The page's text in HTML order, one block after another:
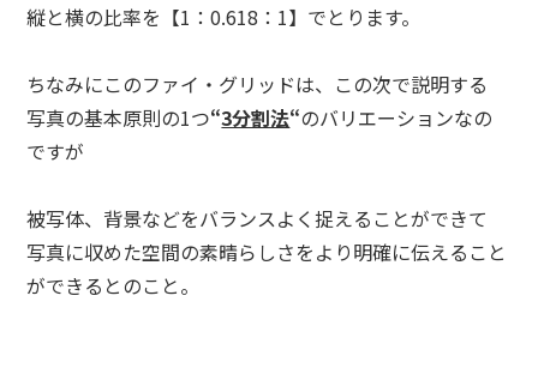
縦と横の比率を【1：0.618：1】でとります。
ちなみにこのファイ・グリッドは、この次で説明する
写真の基本原則の1つ“3分割法“のバリエーションなの
ですが
被写体、背景などをバランスよく捉えることができて
写真に収めた空間の素晴らしさをより明確に伝えること
ができるとのこと。